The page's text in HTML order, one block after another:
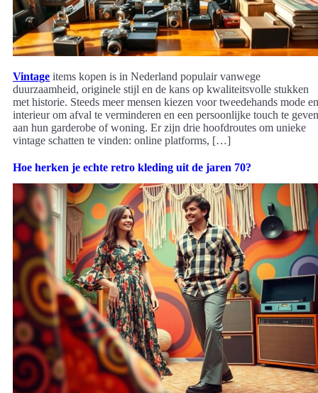
Vintage items kopen is in Nederland populair vanwege
duurzaamheid, originele stijl en de kans op kwaliteitsvolle stukken
met historie. Steeds meer mensen kiezen voor tweedehands mode en
interieur om afval te verminderen en een persoonlijke touch te geven
aan hun garderobe of woning. Er zijn drie hoofdroutes om unieke
vintage schatten te vinden: online platforms, […]
Hoe herken je echte retro kleding uit de jaren 70?